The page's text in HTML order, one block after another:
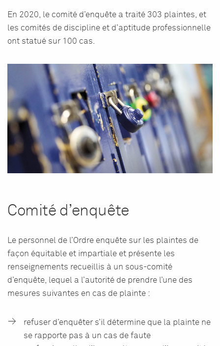
En 2020, le comité d’enquête a traité 303 plaintes, et
les comités de discipline et d’aptitude professionnelle
ont statué sur 100 cas.
Comité d’enquête
Le personnel de l’Ordre enquête sur les plaintes de
façon équitable et impartiale et présente les
renseignements recueillis à un sous-comité
d’enquête, lequel a l’autorité de prendre l’une des
mesures suivantes en cas de plainte :
refuser d’enquêter s’il détermine que la plainte ne
se rapporte pas à un cas de faute